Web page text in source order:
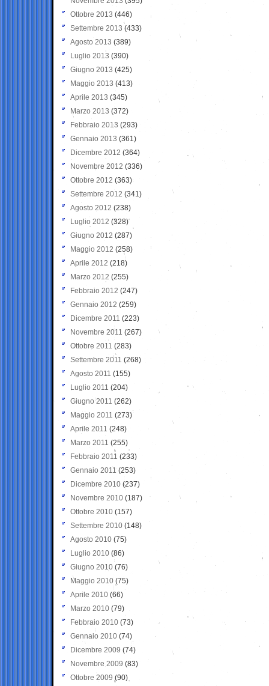
Ottobre 2013 (446)
Settembre 2013 (433)
Agosto 2013 (389)
Luglio 2013 (390)
Giugno 2013 (425)
Maggio 2013 (413)
Aprile 2013 (345)
Marzo 2013 (372)
Febbraio 2013 (293)
Gennaio 2013 (361)
Dicembre 2012 (364)
Novembre 2012 (336)
Ottobre 2012 (363)
Settembre 2012 (341)
Agosto 2012 (238)
Luglio 2012 (328)
Giugno 2012 (287)
Maggio 2012 (258)
Aprile 2012 (218)
Marzo 2012 (255)
Febbraio 2012 (247)
Gennaio 2012 (259)
Dicembre 2011 (223)
Novembre 2011 (267)
Ottobre 2011 (283)
Settembre 2011 (268)
Agosto 2011 (155)
Luglio 2011 (204)
Giugno 2011 (262)
Maggio 2011 (273)
Aprile 2011 (248)
Marzo 2011 (255)
Febbraio 2011 (233)
Gennaio 2011 (253)
Dicembre 2010 (237)
Novembre 2010 (187)
Ottobre 2010 (157)
Settembre 2010 (148)
Agosto 2010 (75)
Luglio 2010 (86)
Giugno 2010 (76)
Maggio 2010 (75)
Aprile 2010 (66)
Marzo 2010 (79)
Febbraio 2010 (73)
Gennaio 2010 (74)
Dicembre 2009 (74)
Novembre 2009 (83)
Ottobre 2009 (90)